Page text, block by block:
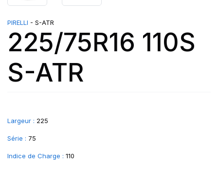
PIRELLI - S-ATR
225/75R16 110S
S-ATR
Largeur : 225
Série : 75
Indice de Charge : 110